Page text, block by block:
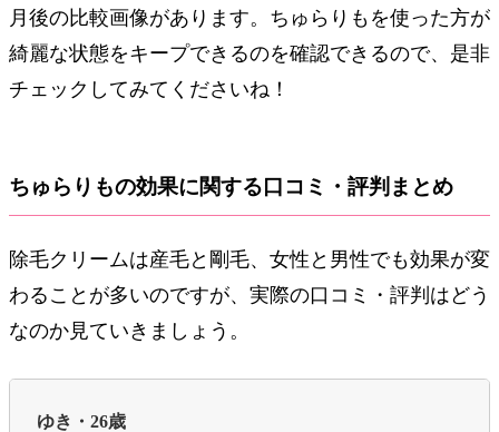
月後の比較画像があります。ちゅらりもを使った方が
綺麗な状態をキープできるのを確認できるので、是非
チェックしてみてくださいね！
ちゅらりもの効果に関する口コミ・評判まとめ
除毛クリームは産毛と剛毛、女性と男性でも効果が変
わることが多いのですが、実際の口コミ・評判はどう
なのか見ていきましょう。
ゆき・26歳